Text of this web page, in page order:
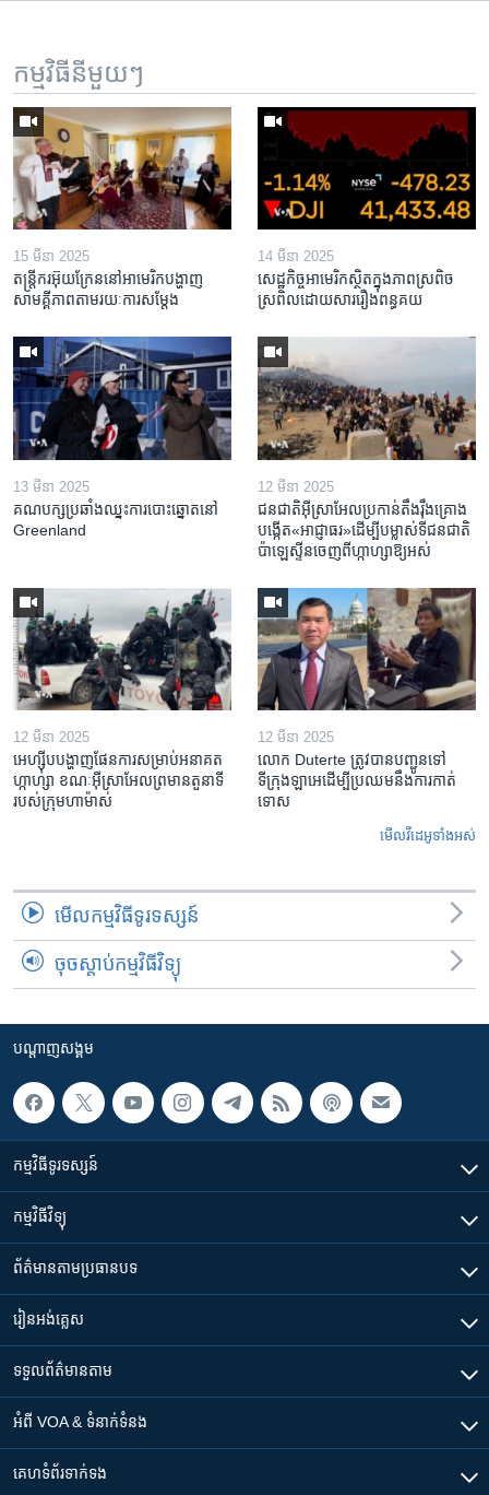
កម្មវិធី​នីមួយៗ
15 មីនា 2025
តន្ត្រីករ​អ៊ុយក្រែន​នៅ​អាមេរិក​បង្ហាញ​
សាមគ្គីភាព​តាម​រយៈ​ការសម្តែង
14 មីនា 2025
សេដ្ឋកិច្ច​អាមេរិក​ស្ថិត​ក្នុង​ភាពស្រពិច
ស្រពិល​ដោយសារ​រឿង​ពន្ធគយ
13 មីនា 2025
គណបក្ស​ប្រឆាំង​ឈ្នះ​ការបោះឆ្នោត​នៅ
Greenland
12 មីនា 2025
ជនជាតិ​អ៊ីស្រាអែល​ប្រកាន់​តឹងរ៉ឹង​គ្រោង​
បង្កើត​«អាជ្ញាធរ‍»​ដើម្បី​បម្លាស់​ទី​ជនជាតិ​
ប៉ាឡេស្ទីន​ចេញពី​ហ្កាហ្សា​ឱ្យ​អស់
12 មីនា 2025
អេហ្ស៊ីប​បង្ហាញ​ផែនការ​សម្រាប់​អនាគត​
ហ្កាហ្សា ខណៈ​អ៊ីស្រាអែល​ព្រមាន​តួនាទី​
របស់​ក្រុម​ហាម៉ាស់
12 មីនា 2025
លោក Duterte ត្រូវ​បាន​បញ្ជូនទៅ
ទីក្រុងឡាអេ​ដើម្បី​ប្រឈម​នឹង​ការកាត់
ទោស
មើល​វីដេអូ​ទាំង​អស់
មើល​កម្មវិធី​ទូរទស្សន៍
ចុចស្តាប់កម្មវិធីវិទ្យុ
បណ្តាញ​សង្គម
កម្មវិធី​ទូរទស្សន៍
កម្មវិធី​វិទ្យុ
ព័ត៌មាន​តាមប្រធានបទ​
រៀន​​អង់គ្លេស
ទទួល​ព័ត៌មាន​តាម
អំពី​ VOA & ទំនាក់ទំនង
គេហទំព័រ​​ទាក់ទង